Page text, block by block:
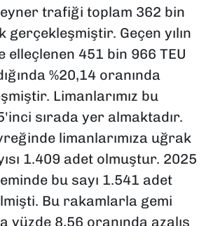
trafiği toplam 362 bin
gerçekleşmiştir. Geçen yılın
elleçlenen 451 bin 966 TEU
%20,14 oranında
Limanlarımız bu
sırada yer almaktadır.
limanlarımıza uğrak
1.409 adet olmuştur. 2025
bu sayı 1.541 adet
Bu rakamlarla gemi
yüzde 8,56 oranında azalış